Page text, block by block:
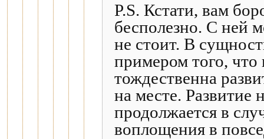
P.S. Кстати, вам
бесполезно. С ней
не стоит. В
примером того, что
тождественна
на месте. Развитие
продолжается в
воплощения в